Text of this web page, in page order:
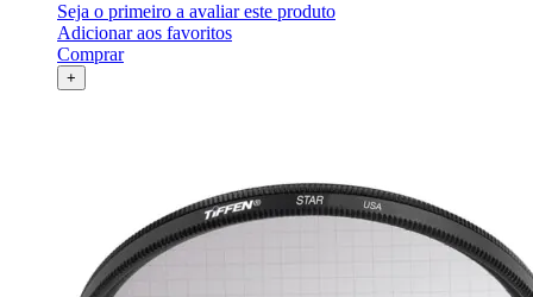
Seja o primeiro a avaliar este produto
Adicionar aos favoritos
Comprar
+